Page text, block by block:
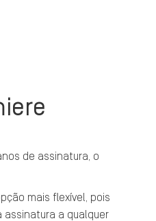
de assinatura, o
mais flexível, pois
assinatura a qualquer